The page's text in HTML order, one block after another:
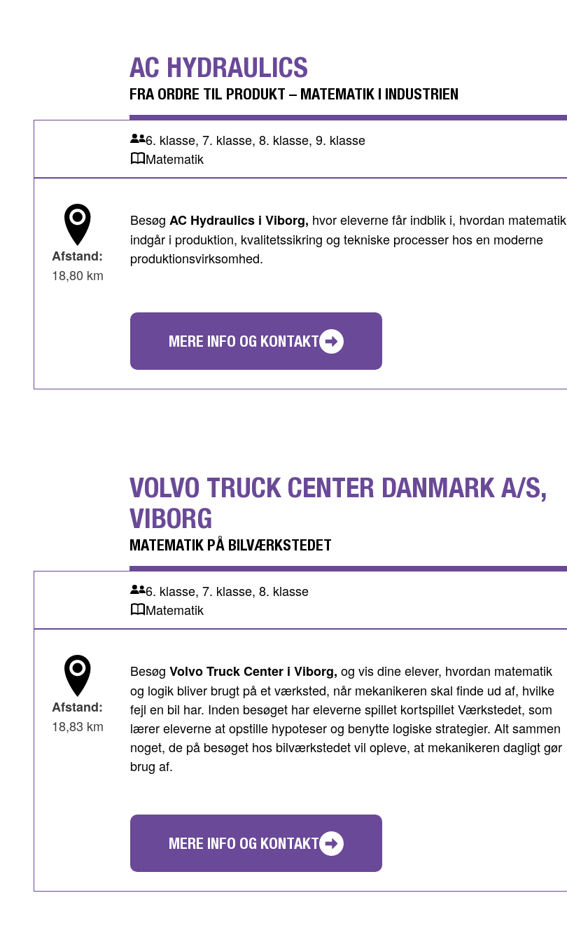
AC HYDRAULICS
FRA ORDRE TIL PRODUKT – MATEMATIK I INDUSTRIEN
6. klasse, 7. klasse, 8. klasse, 9. klasse
Matematik
Afstand:
18,80 km
Besøg AC Hydraulics i Viborg, hvor eleverne får indblik i, hvordan matematik
indgår i produktion, kvalitetssikring og tekniske processer hos en moderne
produktionsvirksomhed.
MERE INFO OG KONTAKT
VOLVO TRUCK CENTER DANMARK A/S,
VIBORG
MATEMATIK PÅ BILVÆRKSTEDET
6. klasse, 7. klasse, 8. klasse
Matematik
Afstand:
18,83 km
Besøg Volvo Truck Center i Viborg, og vis dine elever, hvordan matematik
og logik bliver brugt på et værksted, når mekanikeren skal finde ud af, hvilke
fejl en bil har. Inden besøget har eleverne spillet kortspillet Værkstedet, som
lærer eleverne at opstille hypoteser og benytte logiske strategier. Alt sammen
noget, de på besøget hos bilværkstedet vil opleve, at mekanikeren dagligt gør
brug af.
MERE INFO OG KONTAKT